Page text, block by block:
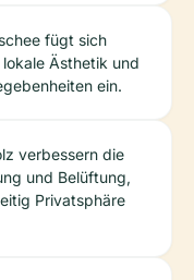
fügt sich
Ästhetik und
ein.
verbessern die
und Belüftung,
Privatsphäre